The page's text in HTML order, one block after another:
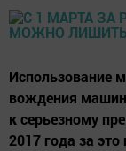
Использование
вождения
к серьезному
2017 года за